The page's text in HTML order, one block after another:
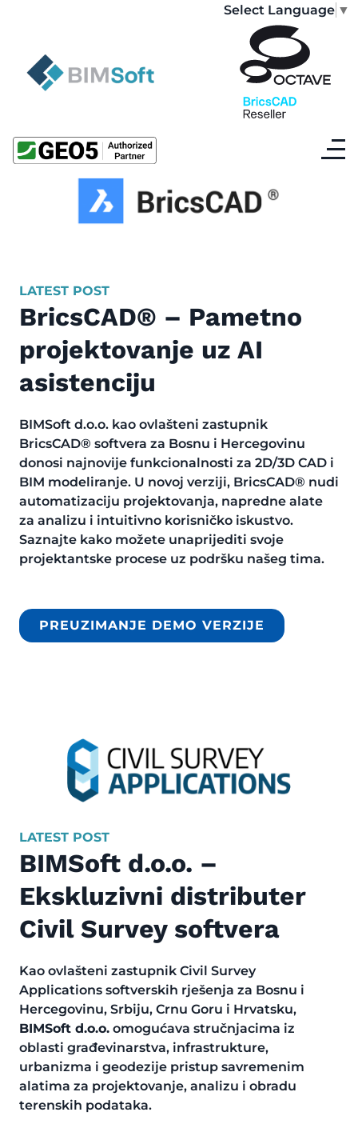
Select Language ▼
LATEST POST
BricsCAD® – Pametno
projektovanje uz AI
asistenciju
BIMSoft d.o.o. kao ovlašteni zastupnik
BricsCAD® softvera za Bosnu i Hercegovinu
donosi najnovije funkcionalnosti za 2D/3D CAD i
BIM modeliranje. U novoj verziji, BricsCAD® nudi
automatizaciju projektovanja, napredne alate
za analizu i intuitivno korisničko iskustvo.
Saznajte kako možete unaprijediti svoje
projektantske procese uz podršku našeg tima.
PREUZIMANJE DEMO VERZIJE
LATEST POST
BIMSoft d.o.o. –
Ekskluzivni distributer
Civil Survey softvera
Kao ovlašteni zastupnik Civil Survey
Applications softverskih rješenja za Bosnu i
Hercegovinu, Srbiju, Crnu Goru i Hrvatsku,
BIMSoft d.o.o. omogućava stručnjacima iz
oblasti građevinarstva, infrastrukture,
urbanizma i geodezije pristup savremenim
alatima za projektovanje, analizu i obradu
terenskih podataka.